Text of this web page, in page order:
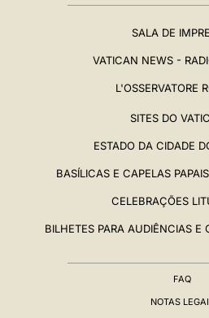
SALA DE
VATICAN NEWS -
L'OSSERVATORE
SITES DO
ESTADO DA CIDADE
BASÍLICAS E CAPELAS
CELEBRAÇÕES
BILHETES PARA AUDIÊNCIAS E
FAQ
NOTAS